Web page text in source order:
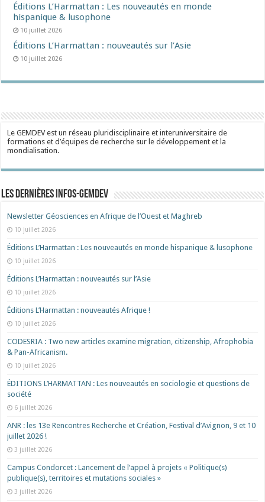
Éditions L’Harmattan : Les nouveautés en monde
hispanique & lusophone
10 juillet 2026
Éditions L’Harmattan : nouveautés sur l’Asie
10 juillet 2026
Le GEMDEV est un réseau pluridisciplinaire et interuniversitaire de
formations et d’équipes de recherche sur le développement et la
mondialisation.
Les dernières Infos-Gemdev
Newsletter Géosciences en Afrique de l’Ouest et Maghreb
10 juillet 2026
Éditions L’Harmattan : Les nouveautés en monde hispanique & lusophone
10 juillet 2026
Éditions L’Harmattan : nouveautés sur l’Asie
10 juillet 2026
Éditions L’Harmattan : nouveautés Afrique !​
10 juillet 2026
CODESRIA : Two new articles examine migration, citizenship, Afrophobia
& Pan-Africanism.
10 juillet 2026
ÉDITIONS L’HARMATTAN : Les nouveautés en sociologie et questions de
société
6 juillet 2026
ANR : les 13e Rencontres Recherche et Création, Festival d’Avignon, 9 et 10
juillet 2026 !
3 juillet 2026
Campus Condorcet : Lancement de l’appel à projets « Politique(s)
publique(s), territoires et mutations sociales »
3 juillet 2026